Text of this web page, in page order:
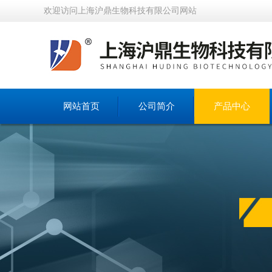
欢迎访问上海沪鼎生物科技有限公司网站
网站首页 公司简介 产品中心